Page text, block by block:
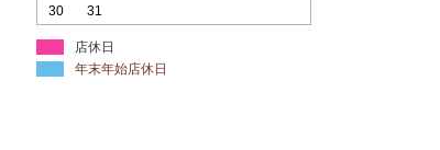
30
31
店休日
年末年始店休日